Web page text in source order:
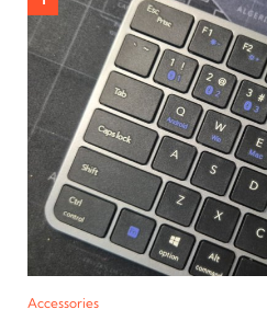
Accessories